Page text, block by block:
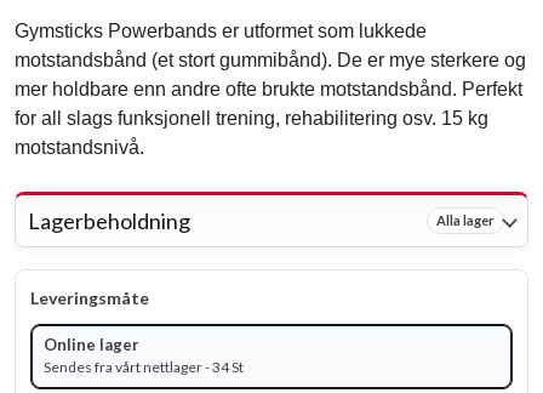
Gymsticks Powerbands er utformet som lukkede
motstandsbånd (et stort gummibånd). De er mye sterkere og
mer holdbare enn andre ofte brukte motstandsbånd. Perfekt
for all slags funksjonell trening, rehabilitering osv. 15 kg
motstandsnivå.
Lagerbeholdning Alla lager
Leveringsmåte
Online lager
Sendes fra vårt nettlager - 34 St